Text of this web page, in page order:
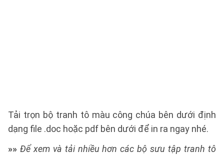
Tải trọn bộ tranh tô màu công chúa bên dưới định
dạng file .doc hoặc pdf bên dưới để in ra ngay nhé.
»» Để xem và tải nhiều hơn các bộ sưu tập tranh tô